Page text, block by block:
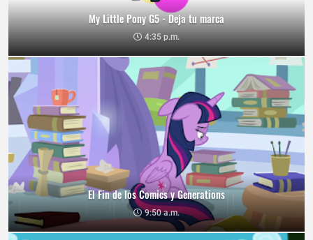
My Little Pony G5 - Deja tu marca
4:35 p.m.
El Fin de los Comics y Generations
9:50 a.m.